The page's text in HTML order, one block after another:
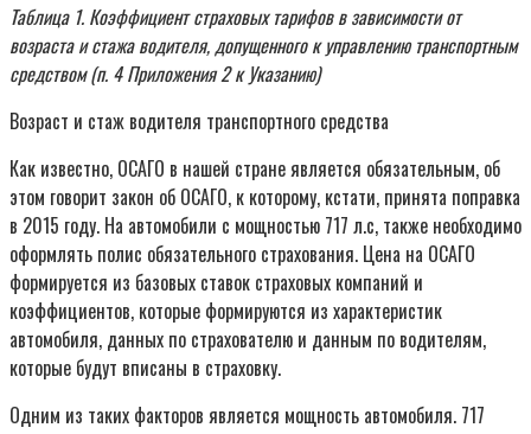
Таблица 1. Коэффициент страховых тарифов в зависимости от
возраста и стажа водителя, допущенного к управлению транспортным
средством (п. 4 Приложения 2 к Указанию)
Возраст и стаж водителя транспортного средства
Как известно, ОСАГО в нашей стране является обязательным, об
этом говорит закон об ОСАГО, к которому, кстати, принята поправка
в 2015 году. На автомобили с мощностью 717 л.с, также необходимо
оформлять полис обязательного страхования. Цена на ОСАГО
формируется из базовых ставок страховых компаний и
коэффициентов, которые формируются из характеристик
автомобиля, данных по страхователю и данным по водителям,
которые будут вписаны в страховку.
Одним из таких факторов является мощность автомобиля. 717